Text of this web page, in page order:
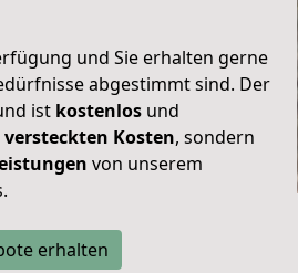
und Sie erhalten gerne
abgestimmt sind. Der
ist kostenlos und
versteckten Kosten, sondern
von unserem
erhalten